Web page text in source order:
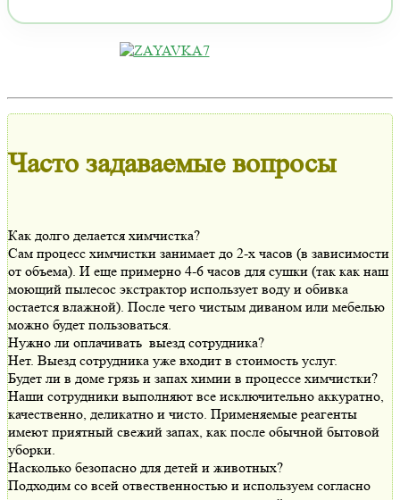
Часто задаваемые вопросы
Как долго делается химчистка?
Сам процесс химчистки занимает до 2-х часов (в зависимости
от объема). И еще примерно 4-6 часов для сушки (так как наш
моющий пылесос экстрактор использует воду и обивка
остается влажной). После чего чистым диваном или мебелью
можно будет пользоваться.
Нужно ли оплачивать выезд сотрудника?
Нет. Выезд сотрудника уже входит в стоимость услуг.
Будет ли в доме грязь и запах химии в процессе химчистки?
Наши сотрудники выполняют все исключительно аккуратно,
качественно, деликатно и чисто. Применяемые реагенты
имеют приятный свежий запах, как после обычной бытовой
уборки.
Насколько безопасно для детей и животных?
Подходим со всей отвественностью и используем согласно